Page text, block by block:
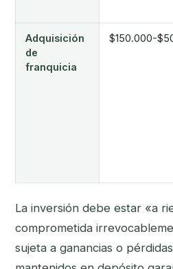
Adquisición
de
franquicia
$150.000-
La inversión debe estar «a
comprometida
sujeta a ganancias o